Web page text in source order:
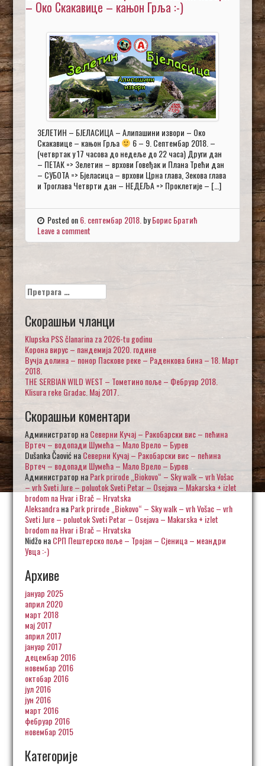
– Око Скакавице – кањон Грља :-)
ЗЕЛЕТИН – БЈЕЛАСИЦА – Алипашини извори – Око
Скакавице – кањон Грља
6 – 9. Септембар 2018. –
(четвртак у 17 часова до недеље до 22 часа) Други дан
– ПЕТАК => Зелетин – врхови Говеђак и Плана Трећи дан
– СУБОТА => Бјеласица – врхови Црна глава, Зекова глава
и Троглава Четврти дан – НЕДЕЉА => Проклетије – […]
Posted on6. септембар 2018. byБорис Братић
Leave a comment
Претрага
за:
Скорашњи чланци
Klupska PSS članarina za 2026-tu godinu
Корона вирус – пандемија 2020. године
Вучја долина – понор Паскове реке – Раденкова бина – 18. Март
2018.
THE SERBIAN WILD WEST – Тометино поље – Фебруар 2018.
Klisura reke Gradac. Maj 2017.
Скорашњи коментари
Администратор наСеверни Кучај – Ракобарски вис – пећина
Вртеч – водопади Шумећа – Мало Врело – Бурев
Dušanka ČaovićнаСеверни Кучај – Ракобарски вис – пећина
Вртеч – водопади Шумећа – Мало Врело – Бурев
Администратор наPark prirode „Biokovo“ – Sky walk – vrh Vošac
– vrh Sveti Jure – poluotok Sveti Petar – Osejava – Makarska + izlet
brodom na Hvar i Brač – Hrvatska
AleksandraнаPark prirode „Biokovo“ – Sky walk – vrh Vošac – vrh
Sveti Jure – poluotok Sveti Petar – Osejava – Makarska + izlet
brodom na Hvar i Brač – Hrvatska
NidžoнаСРП Пештерско поље – Тројан – Сјеница – меандри
Увца :-)
Архиве
јануар 2025
април 2020
март 2018
мај 2017
април 2017
јануар 2017
децембар 2016
новембар 2016
октобар 2016
јул 2016
јун 2016
март 2016
фебруар 2016
новембар 2015
Категорије